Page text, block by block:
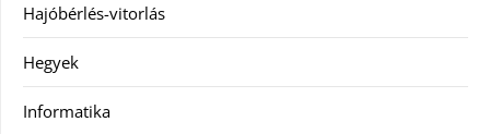
Hajóbérlés-vitorlás
Hegyek
Informatika